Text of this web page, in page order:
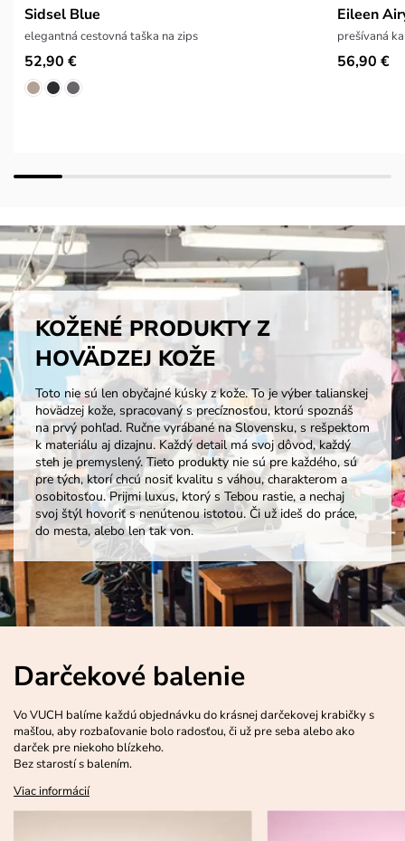
Sidsel Blue
elegantná cestovná taška na zips
52,90 €
Eileen
prešívaná
56,90 €
KOŽENÉ PRODUKTY Z
HOVÄDZEJ KOŽE
Toto nie sú len obyčajné kúsky z kože. To je výber talianskej
hovädzej kože, spracovaný s precíznosťou, ktorú spoznáš
na prvý pohľad. Ručne vyrábané na Slovensku, s rešpektom
k materiálu aj dizajnu. Každý detail má svoj dôvod, každý
steh je premyslený. Tieto produkty nie sú pre každého, sú
pre tých, ktorí chcú nosiť kvalitu s váhou, charakterom a
osobitosťou. Prijmi luxus, ktorý s Tebou rastie, a nechaj
svoj štýl hovoriť s nenútenou istotou. Či už ideš do práce,
do mesta, alebo len tak von.
Darčekové balenie
Vo VUCH balíme každú objednávku do krásnej darčekovej krabičky s
mašľou, aby rozbaľovanie bolo radosťou, či už pre seba alebo ako
darček pre niekoho blízkeho.
Bez starostí s balením.
Viac informácií